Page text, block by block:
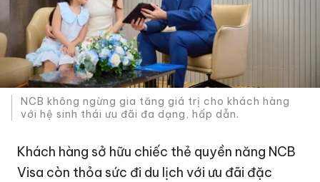
NCB không ngừng gia tăng giá trị cho khách hàng
với hệ sinh thái ưu đãi đa dạng, hấp dẫn.
Khách hàng sở hữu chiếc thẻ quyền năng NCB
Visa còn thỏa sức đi du lịch với ưu đãi đặc